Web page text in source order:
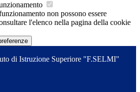
non possono essere
l'elenco nella pagina della cookie
di Istruzione Superiore "F.SELMI"